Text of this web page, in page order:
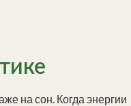
на сон. Когда энергии